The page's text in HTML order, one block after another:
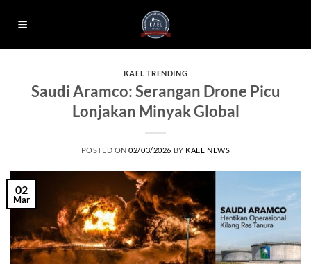
KAEL TRENDING
Saudi Aramco: Serangan Drone Picu
Lonjakan Minyak Global
POSTED ON02/03/2026 BY KAEL NEWS
02
Mar